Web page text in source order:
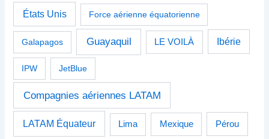
États Unis Force aérienne équatorienne
Galapagos Guayaquil LE VOILÀ Ibérie
IPW JetBlue
Compagnies aériennes LATAM
LATAM Équateur Lima Mexique Pérou